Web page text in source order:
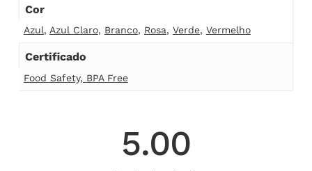
Cor
Azul, Azul Claro, Branco, Rosa, Verde, Vermelho
Certificado
Food Safety, BPA Free
5.00